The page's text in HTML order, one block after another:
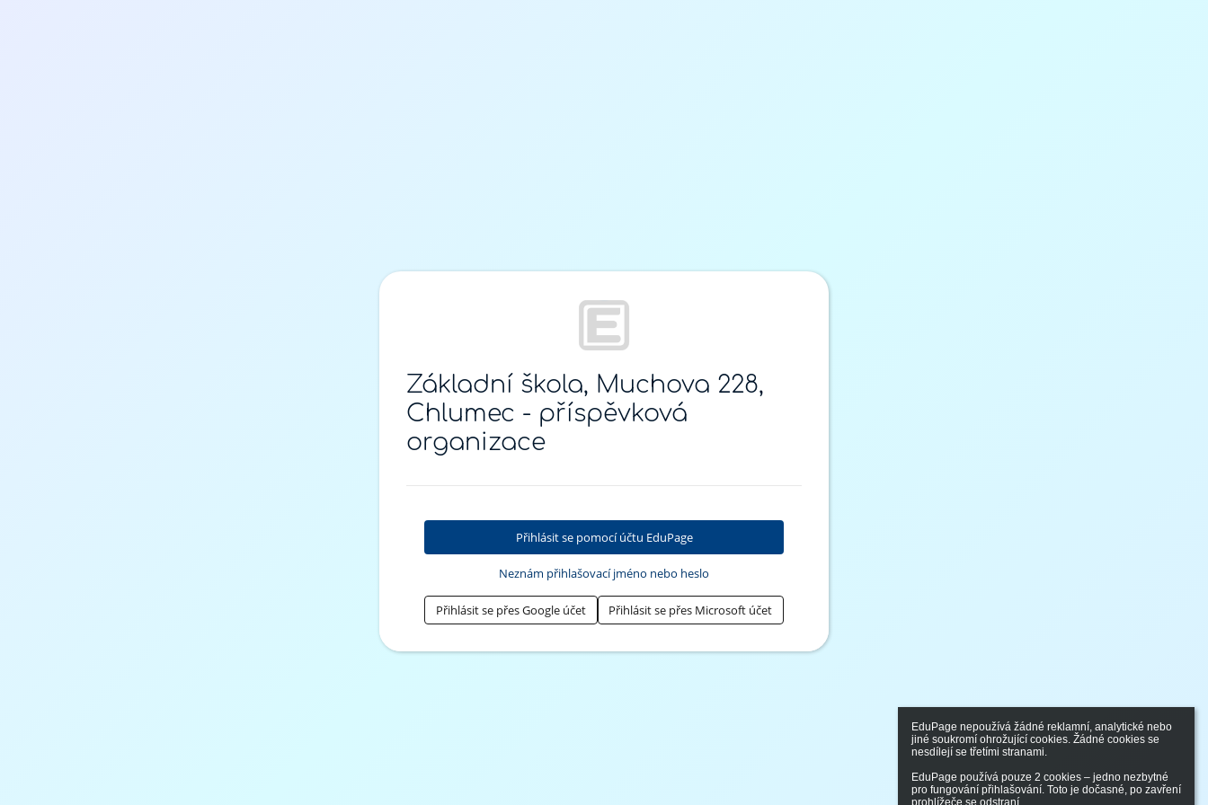
EduPage nepoužívá žádné reklamní, analytické nebo
jiné soukromí ohrožující cookies. Žádné cookies se
nesdílejí se třetími stranami.
EduPage používá pouze 2 cookies – jedno nezbytné
pro fungování přihlašování. Toto je dočasné, po zavření
prohlížeče se odstraní.
Základní škola, Muchova 228,
Chlumec - příspěvková
organizace
Přihlásit se pomocí účtu EduPage
Neznám přihlašovací jméno nebo heslo
Přihlásit se přes Google účet Přihlásit se přes Microsoft účet